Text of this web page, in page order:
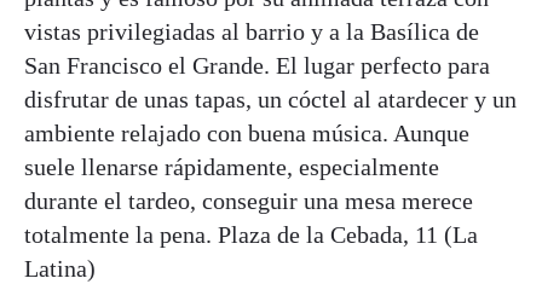
vistas privilegiadas al barrio y a la Basílica de
San Francisco el Grande. El lugar perfecto para
disfrutar de unas tapas, un cóctel al atardecer y un
ambiente relajado con buena música. Aunque
suele llenarse rápidamente, especialmente
durante el tardeo, conseguir una mesa merece
totalmente la pena. Plaza de la Cebada, 11 (La
Latina)